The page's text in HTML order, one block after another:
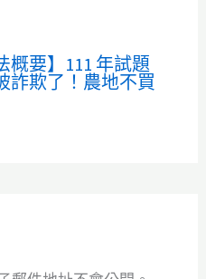
概要】111 年試題
詐欺了！農地不買